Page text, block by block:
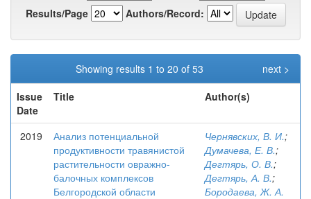
Results/Page
Authors/Record:
Showing results 1 to 20 of 53
next >
Issue
Date
Title Author(s)
2019
Анализ потенциальной
продуктивности травянистой
растительности овражно-
балочных комплексов
Белгородской области
Чернявских, В. И.;
Думачева, Е. В.;
Дегтярь, О. В.;
Дегтярь, А. В.;
Бородаева, Ж. А.